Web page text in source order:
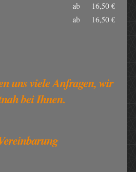
ab
16,50 €
ab 16,50 €
uns viele Anfragen, wir
bei Ihnen.